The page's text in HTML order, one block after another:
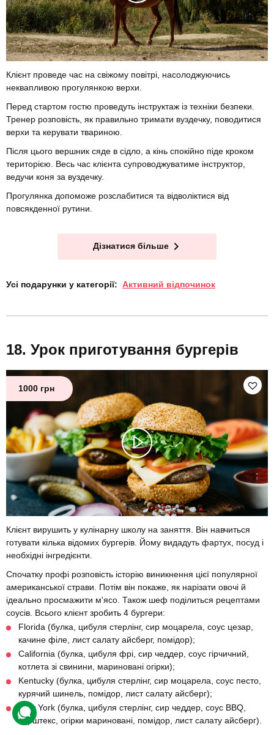
Клієнт проведе час на свіжому повітрі, насолоджуючись
неквапливою прогулянкою верхи.
Перед стартом гостю проведуть інструктаж із техніки безпеки.
Тренер розповість, як правильно тримати вуздечку, поводитися
верхи та керувати твариною.
Після цього вершник сяде в сідло, а кінь спокійно піде кроком
територією. Весь час клієнта супроводжуватиме інструктор,
ведучи коня за вуздечку.
Прогулянка допоможе розслабитися та відволіктися від
повсякденної рутини.
Дізнатися більше
Усі подарунки у категорії: Активний відпочинок
Урок приготування бургерів
1000 грн
Клієнт вирушить у кулінарну школу на заняття. Він навчиться
готувати кілька відомих бургерів. Йому видадуть фартух, посуд і
необхідні інгредієнти.
Спочатку профі розповість історію виникнення цієї популярної
американської страви. Потім він покаже, як нарізати овочі й
ідеально просмажити м'ясо. Також шеф поділиться рецептами
соусів. Всього клієнт зробить 4 бургери:
Florida (булка, цибуля стерлінг, сир моцарела, соус цезар,
качине філе, лист салату айсберг, помідор);
California (булка, цибуля фрі, сир чеддер, соус гірчичний,
котлета зі свинини, мариновані огірки);
Kentucky (булка, цибуля стерлінг, сир моцарела, соус песто,
курячий шинель, помідор, лист салату айсберг);
New York (булка, цибуля стерлінг, сир чеддер, соус BBQ,
біфштекс, огірки мариновані, помідор, лист салату айсберг).